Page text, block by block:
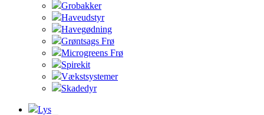
Grobakker
Haveudstyr
Havegødning
Grøntsags Frø
Microgreens Frø
Spirekit
Vækstsystemer
Skadedyr
Lys